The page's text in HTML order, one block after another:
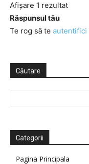
Afișare 1 rezultat
Răspunsul tău
Te rog să te autentifici
Căutare
Categorii
Pagina Principala